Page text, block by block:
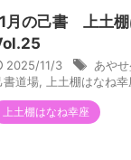
月の己書 上土
2025/11/3 あや
書道場, 上土棚はなね幸
上土棚はなね幸座